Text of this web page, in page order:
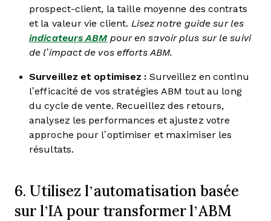
prospect-client, la taille moyenne des contrats
et la valeur vie client. Lisez notre guide sur les
indicateurs ABMpour en savoir plus sur le suivi
de l’impact de vos efforts ABM.
Surveillez et optimisez : Surveillez en continu
l’efficacité de vos stratégies ABM tout au long
du cycle de vente. Recueillez des retours,
analysez les performances et ajustez votre
approche pour l’optimiser et maximiser les
résultats.
6. Utilisez l’automatisation basée
sur l’IA pour transformer l’ABM